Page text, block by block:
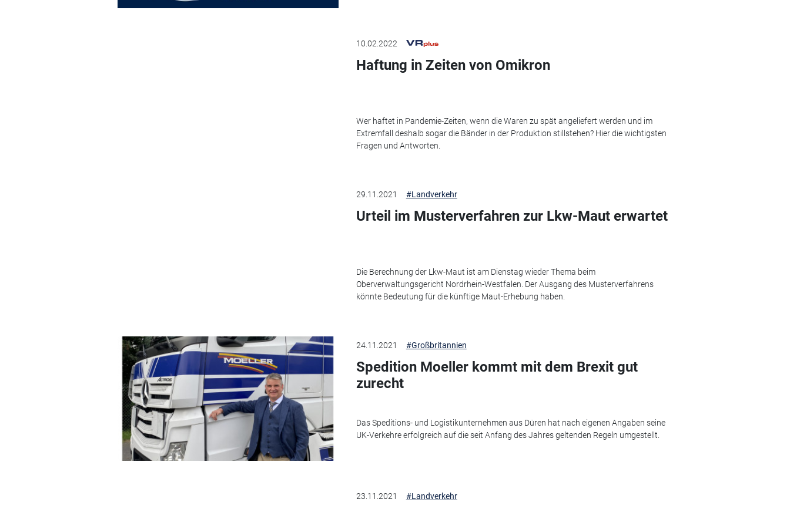
10.02.2022
Haftung in Zeiten von Omikron
Wer haftet in Pandemie-Zeiten, wenn die Waren zu spät angeliefert werden und im
Extremfall deshalb sogar die Bänder in der Produktion stillstehen? Hier die wichtigsten
Fragen und Antworten.
29.11.2021 #Landverkehr
Urteil im Musterverfahren zur Lkw-Maut erwartet
Die Berechnung der Lkw-Maut ist am Dienstag wieder Thema beim
Oberverwaltungsgericht Nordrhein-Westfalen. Der Ausgang des Musterverfahrens
könnte Bedeutung für die künftige Maut-Erhebung haben.
24.11.2021 #Großbritannien
Spedition Moeller kommt mit dem Brexit gut
zurecht
Das Speditions- und Logistikunternehmen aus Düren hat nach eigenen Angaben seine
UK-Verkehre erfolgreich auf die seit Anfang des Jahres geltenden Regeln umgestellt.
23.11.2021 #Landverkehr